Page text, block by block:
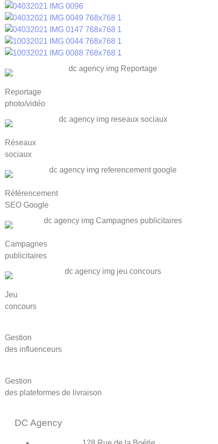
Reportage
photo/vidéo
Réseaux
sociaux
Référencement
SEO Google
Campagnes
publicitaires
Jeu
concours
Gestion
des influenceurs
Gestion
des plateformes de livraison
DC Agency